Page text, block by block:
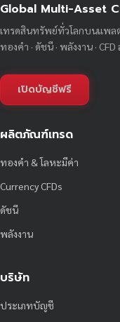
Global Multi-Asset
เทรดสินทรัพย์ทั่วโลกบนแพล
ทองคำ · ดัชนี · พลังงาน · CFD
เปิดบัญชีฟรี
ผลิตภัณฑ์เทรด
ทองคำ & โลหะมีค่า
Currency CFDs
ดัชนี
พลังงาน
บริษัท
ประเภทบัญชี